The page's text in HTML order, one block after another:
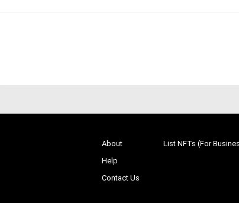
About
Help
Contact Us
List NFTs (For